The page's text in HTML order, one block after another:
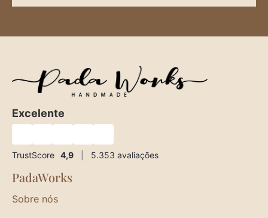
Excelente
TrustScore 4,9 5.353 avaliações
PadaWorks
Sobre nós